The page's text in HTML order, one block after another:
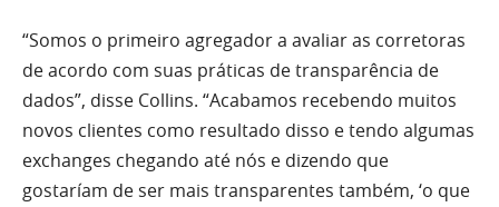
“Somos o primeiro agregador a avaliar as corretoras
de acordo com suas práticas de transparência de
dados”, disse Collins. “Acabamos recebendo muitos
novos clientes como resultado disso e tendo algumas
exchanges chegando até nós e dizendo que
gostaríam de ser mais transparentes também, ‘o que